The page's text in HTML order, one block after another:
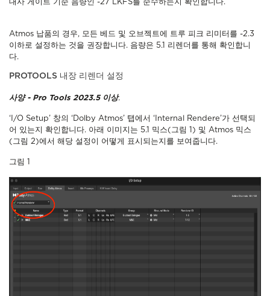
대사 게이트 기준 음량인 -27 LKFS를 준수하는지 확인합니다.
Atmos 납품의 경우, 모든 베드 및 오브젝트에 트루 피크 리미터를 -2.3
이하로 설정하는 것을 권장합니다. 음량은 5.1 리렌더를 통해 확인합니
다.
PROTOOLS 내장 리렌더 설정
사양 - Pro Tools 2023.5 이상.
‘I/O Setup’ 창의 ‘Dolby Atmos’ 탭에서 ‘Internal Rendere’가 선택되
어 있는지 확인합니다. 아래 이미지는 5.1 믹스(그림 1) 및 Atmos 믹스
(그림 2)에서 해당 설정이 어떻게 표시되는지를 보여줍니다.
그림 1